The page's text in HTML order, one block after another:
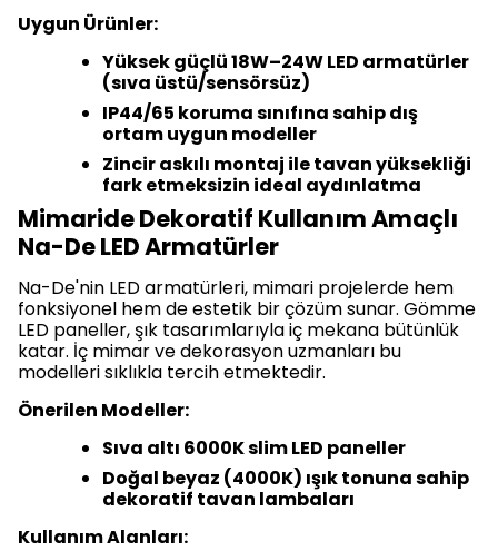
Uygun Ürünler:
Yüksek güçlü 18W–24W LED armatürler
(sıva üstü/sensörsüz)
IP44/65 koruma sınıfına sahip dış
ortam uygun modeller
Zincir askılı montaj ile tavan yüksekliği
fark etmeksizin ideal aydınlatma
Mimaride Dekoratif Kullanım Amaçlı
Na-De LED Armatürler
Na-De'nin LED armatürleri, mimari projelerde hem
fonksiyonel hem de estetik bir çözüm sunar. Gömme
LED paneller, şık tasarımlarıyla iç mekana bütünlük
katar. İç mimar ve dekorasyon uzmanları bu
modelleri sıklıkla tercih etmektedir.
Önerilen Modeller:
Sıva altı 6000K slim LED paneller
Doğal beyaz (4000K) ışık tonuna sahip
dekoratif tavan lambaları
Kullanım Alanları: